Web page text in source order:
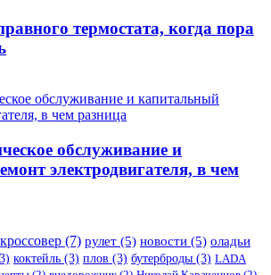
термостата, когда пора
обслуживание и
электродвигателя, в чем
кроссовер (7) рулет (5) новости (5) оладьи
коктейль (3) плов (3) бутерброды (3) LADA